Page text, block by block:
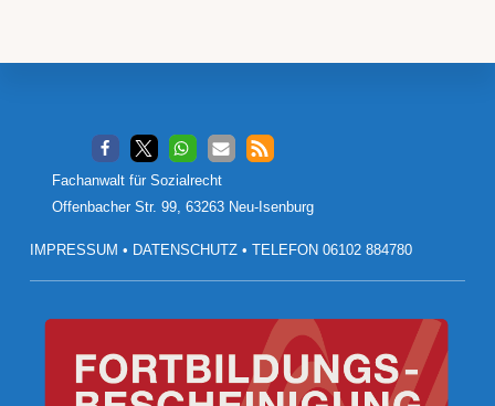
Footer
Fachanwalt für Sozialrecht
Offenbacher Str. 99, 63263 Neu-Isenburg
IMPRESSUM • DATENSCHUTZ• TELEFON 06102 884780